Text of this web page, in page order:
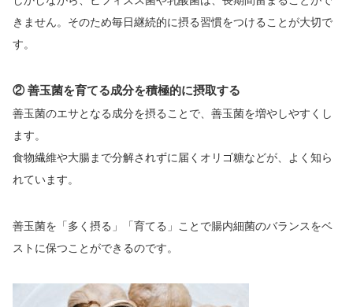
きません。そのため毎日継続的に摂る習慣をつけることが大切で
す。
② 善玉菌を育てる成分を積極的に摂取する
善玉菌のエサとなる成分を摂ることで、善玉菌を増やしやすくし
ます。
食物繊維や大腸まで分解されずに届くオリゴ糖などが、よく知ら
れています。
善玉菌を「多く摂る」「育てる」ことで腸内細菌のバランスをベ
ストに保つことができるのです。